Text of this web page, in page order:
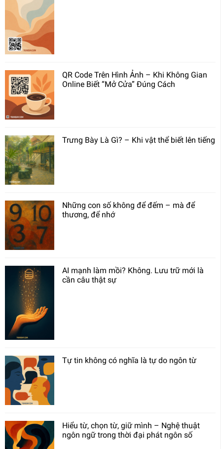
QR Code Trên Hình Ảnh – Khi Không Gian
Online Biết “Mở Cửa” Đúng Cách
Trưng Bày Là Gì? – Khi vật thể biết lên tiếng
Những con số không để đếm – mà để
thương, để nhớ
AI mạnh làm mồi? Không. Lưu trữ mới là
cần câu thật sự
Tự tin không có nghĩa là tự do ngôn từ
Hiểu từ, chọn từ, giữ mình – Nghệ thuật
ngôn ngữ trong thời đại phát ngôn số